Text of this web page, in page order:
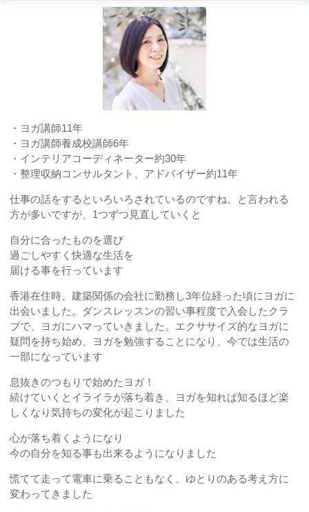
・ヨガ講師11年
・ヨガ講師養成校講師6年
・インテリアコーディネーター約30年
・整理収納コンサルタント、アドバイザー約11年
仕事の話をするといろいろされているのですね。と言われる
方が多いですが、1つずつ見直していくと
自分に合ったものを選び
過ごしやすく快適な生活を
届ける事を行っています
香港在住時、建築関係の会社に勤務し3年位経った頃にヨガに
出会いました。ダンスレッスンの習い事程度で入会したクラ
ブで、ヨガにハマっていきました。エクササイズ的なヨガに
疑問を持ち始め、ヨガを勉強することになり、今では生活の
一部になっています
息抜きのつもりで始めたヨガ！
続けていくとイライラが落ち着き、ヨガを知れば知るほど楽
しくなり気持ちの変化が起こりました
心が落ち着くようになり
今の自分を知る事も出来るようになりました
慌てて走って電車に乗ることもなく、ゆとりのある考え方に
変わってきました